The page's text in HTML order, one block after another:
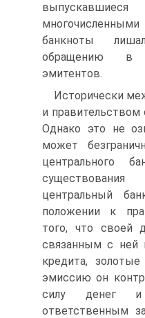
банкноты
обращению в
эмитентов.
Исторически
и правительством
Однако это не
может
центрального
центральный
положении к
того, что своей
связанным с ней
кредита,
эмиссию он
силу денег
ответственным